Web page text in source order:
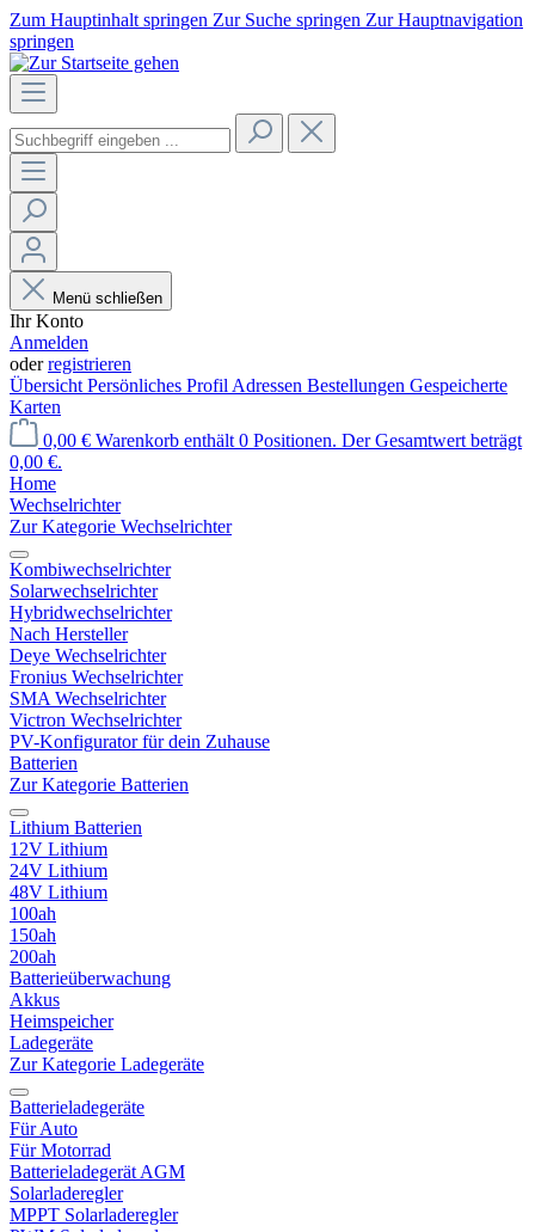
Zum Hauptinhalt springen Zur Suche springen Zur Hauptnavigation
springen
Menü schließen
Ihr Konto
Anmelden
oderregistrieren
Übersicht Persönliches Profil Adressen Bestellungen Gespeicherte
Karten
0,00 € Warenkorb enthält 0 Positionen. Der Gesamtwert beträgt
0,00 €.
Home
Wechselrichter
Zur Kategorie Wechselrichter
Kombiwechselrichter
Solarwechselrichter
Hybridwechselrichter
Nach Hersteller
Deye Wechselrichter
Fronius Wechselrichter
SMA Wechselrichter
Victron Wechselrichter
PV-Konfigurator für dein Zuhause
Batterien
Zur Kategorie Batterien
Lithium Batterien
12V Lithium
24V Lithium
48V Lithium
100ah
150ah
200ah
Batterieüberwachung
Akkus
Heimspeicher
Ladegeräte
Zur Kategorie Ladegeräte
Batterieladegeräte
Für Auto
Für Motorrad
Batterieladegerät AGM
Solarladeregler
MPPT Solarladeregler